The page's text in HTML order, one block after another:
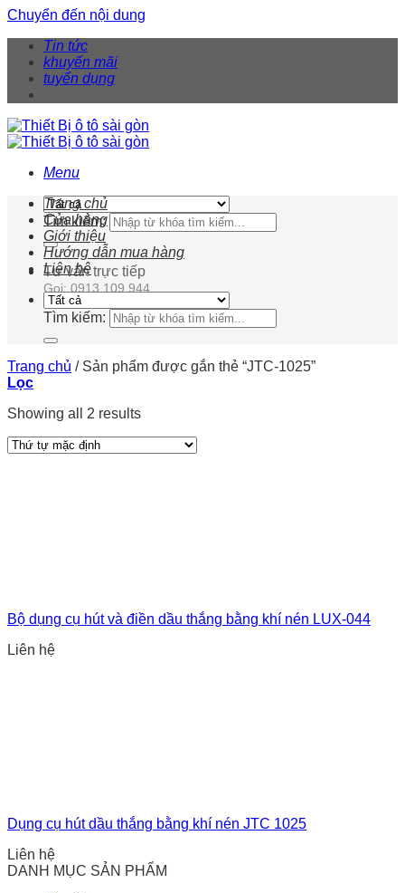
Chuyển đến nội dung
Tin tức
khuyến mãi
tuyển dụng
Menu
Tìm kiếm:
Tư vấn trực tiếp
Gọi: 0913 109 944
Trang chủ
Cửa hàng
Giới thiệu
Hướng dẫn mua hàng
Liên hệ
Tìm kiếm:
Trang chủ /Sản phẩm được gắn thẻ “JTC-1025”
Lọc
Showing all 2 results
Bộ dụng cụ hút và điền dầu thắng bằng khí nén LUX-044
Liên hệ
Dụng cụ hút dầu thắng bằng khí nén JTC 1025
Liên hệ
DANH MỤC SẢN PHẨM